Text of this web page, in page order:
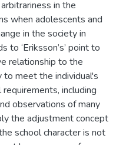
in the
when adolescents and
in the society in
to ‘Eriksson’s’ point to
relationship to the
to meet the individual's
including
observations of many
the adjustment concept
school character is not